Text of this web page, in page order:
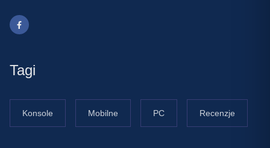
Tagi
Konsole Mobilne PC Recenzje